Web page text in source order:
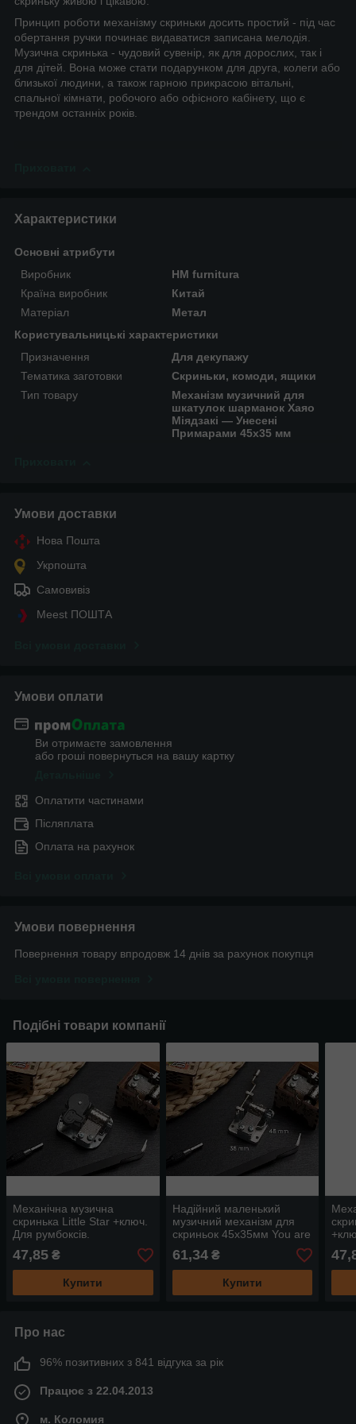
Принцип роботи механізму скриньки досить простий - під час
обертання ручки починає видаватися записана мелодія.
Музична скринька - чудовий сувенір, як для дорослих, так і
для дітей. Вона може стати подарунком для друга, колеги або
близької людини, а також гарною прикрасою вітальні,
спальної кімнати, робочого або офісного кабінету, що є
трендом останніх років.
Характеристики
Основні атрибути
Виробник
HM furnitura
Країна виробник
Китай
Матеріал
Метал
Користувальницькі характеристики
Призначення
Для декупажу
Тематика заготовки
Скриньки, комоди, ящики
Тип товару
Механізм музичний для
шкатулок шарманок Хаяо
Міядзакі — Унесені
Примарами 45х35 мм
Умови доставки
Нова Пошта
Укрпошта
Самовивіз
Meest ПОШТА
Умови оплати
Ви отримаєте замовлення
або гроші повернуться на вашу картку
Оплатити частинами
Післяплата
Оплата на рахунок
Умови повернення
Повернення товару впродовж 14 днів за рахунок покупця
Подібні товари компанії
Механічна музична
скринька Little Star +ключ.
Для румбоксів.
47,85 ₴
Купити
Надійний маленький
музичний механізм для
скриньок 45х35мм You are
my sunshine maple
61,34₴
Купити
Про нас
96% позитивних з 841 відгука за рік
Працює з 22.04.2013
м. Коломия